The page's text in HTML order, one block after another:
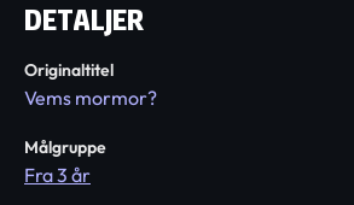
DETALJER
Originaltitel
Vems mormor?
Målgruppe
Fra 3 år